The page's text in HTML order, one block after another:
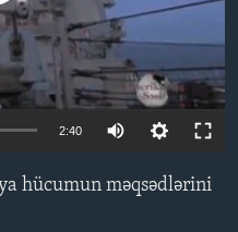
2:40
hücumun məqsədlərini